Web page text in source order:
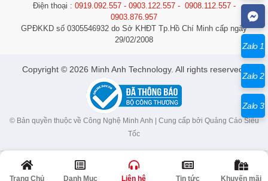
Điện thoại : 0919.092.557 - 0903.122.557 - 0908.112.557 -
0903.876.957
GPĐKKD số 0305546932 do Sở KHĐT Tp.Hồ Chí Minh cấp ngày
29/02/2008
​​​​​​Copyright © 2026 Minh Anh Technology. All rights reserved.
© Bản quyền thuộc về Công Nghệ Minh Anh | Cung cấp bởi Quảng Cáo Siêu
Tốc
Trang Chủ Danh Mục Liên hệ Tin tức Khuyến mãi
Zalo 1
Zalo 2
Zalo 3